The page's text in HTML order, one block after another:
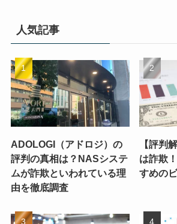
人気記事
ADOLOGI（アドロジ）の
評判の真相は？NASシステ
ムが詐欺といわれている理
由を徹底調査
【評判
は詐欺
すめの